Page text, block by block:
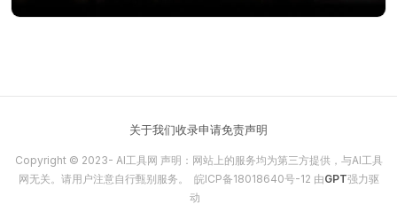
关于我们收录申请免责声明
Copyright © 2023- AI工具网 声明：网站上的服务均为第三方提供，与AI工具
网无关。请用户注意自行甄别服务。 皖ICP备18018640号-12 由GPT强力驱
动